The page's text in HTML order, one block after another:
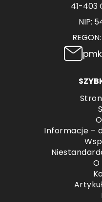
41-403
NIP:
Informacje –